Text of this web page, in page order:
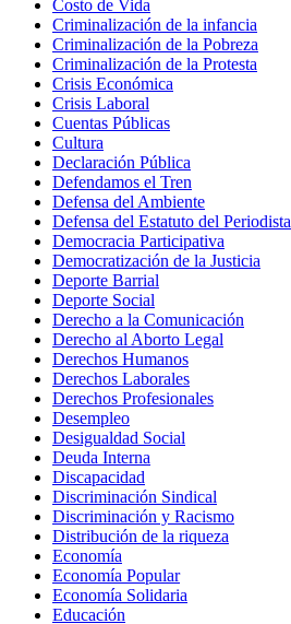
Costo de Vida
Criminalización de la infancia
Criminalización de la Pobreza
Criminalización de la Protesta
Crisis Económica
Crisis Laboral
Cuentas Públicas
Cultura
Declaración Pública
Defendamos el Tren
Defensa del Ambiente
Defensa del Estatuto del Periodista
Democracia Participativa
Democratización de la Justicia
Deporte Barrial
Deporte Social
Derecho a la Comunicación
Derecho al Aborto Legal
Derechos Humanos
Derechos Laborales
Derechos Profesionales
Desempleo
Desigualdad Social
Deuda Interna
Discapacidad
Discriminación Sindical
Discriminación y Racismo
Distribución de la riqueza
Economía
Economía Popular
Economía Solidaria
Educación